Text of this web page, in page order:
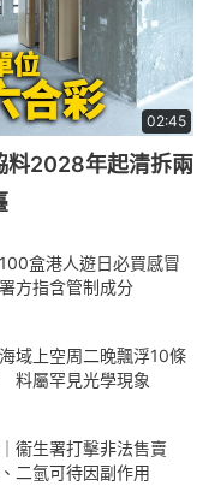
02:45
料2028年起清拆兩
盒港人遊日必買感冒
方指含管制成分
域上空周二晚飄浮10條
料屬罕見光學現象
衞生署打擊非法售賣
二氫可待因副作用